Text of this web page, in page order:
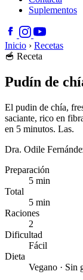
Suplementos
Inicio › Recetas
🥣 Receta
Pudín de
El pudin de chía,
saciante, rico en
en 5 minutos. Las.
Dra. Odile
Preparación
5 min
Total
5 min
Raciones
2
Dificultad
Fácil
Dieta
Vegano · Sin